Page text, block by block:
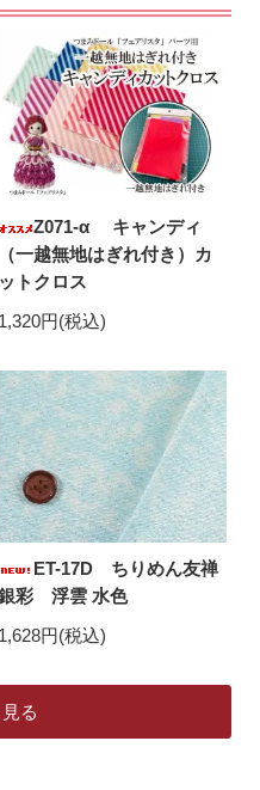
Z071-α キャンディ
（一越無地はぎれ付き）カ
ットクロス
1,320円(税込)
ET-17D ちりめん友禅
彩 浮雲 水色
1,628円(税込)
る